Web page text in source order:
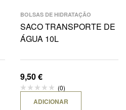
BOLSAS DE HIDRATAÇÃO
SACO TRANSPORTE DE
ÁGUA 10L
9,50€
(0)
ADICIONAR